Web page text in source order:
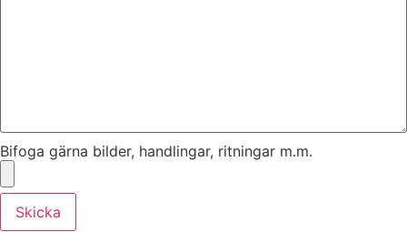
Bifoga gärna bilder, handlingar, ritningar m.m.
Skicka